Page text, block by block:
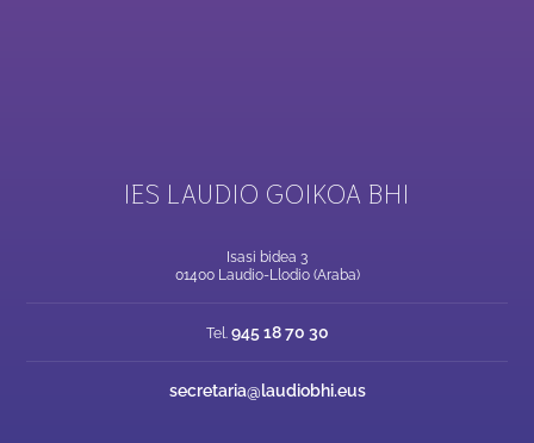
IES LAUDIO GOIKOA BHI
Isasi bidea 3
01400 Laudio-Llodio (Araba)
Tel. 945 18 70 30
secretaria@laudiobhi.eus